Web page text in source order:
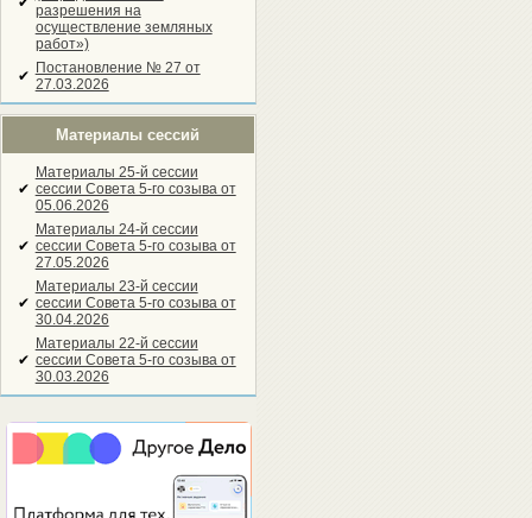
разрешения на
осуществление земляных
работ»)
✔ Постановление № 27 от
27.03.2026
Материалы сессий
✔
Материалы 25-й сессии
сессии Совета 5-го созыва от
05.06.2026
✔
Материалы 24-й сессии
сессии Совета 5-го созыва от
27.05.2026
✔
Материалы 23-й сессии
сессии Совета 5-го созыва от
30.04.2026
✔
Материалы 22-й сессии
сессии Совета 5-го созыва от
30.03.2026